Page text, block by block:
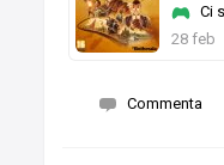
Ci
28 feb
Commenta